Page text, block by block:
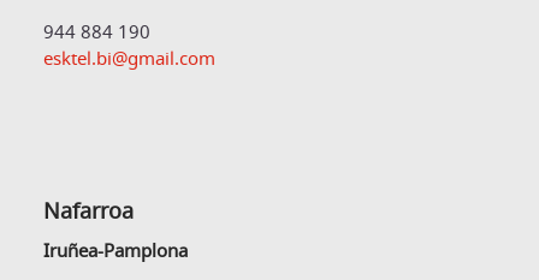
944 884 190
esktel.bi@gmail.com
Nafarroa
Iruñea-Pamplona